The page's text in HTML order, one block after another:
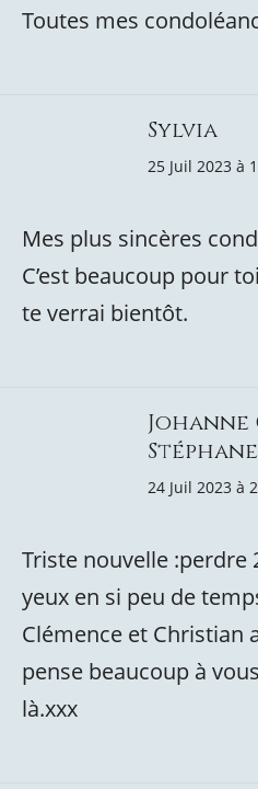
Toutes mes
Sylvia
25 Juil 2023 à
Mes plus sincères
C’est beaucoup pour
te verrai bientôt.
Johanne
24 Juil 2023 à
Triste nouvelle :perdre
yeux en si peu de
Clémence et Christian
pense beaucoup à
là.xxx